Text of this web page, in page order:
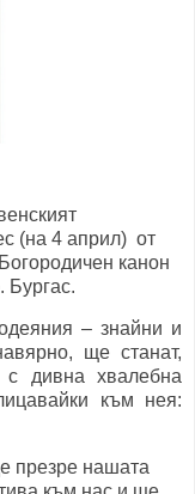
(нa 4 април) от
канон
Бургас.
– знайни и
ще станат,
с дивна хвалебна
към нея:
презре нашата